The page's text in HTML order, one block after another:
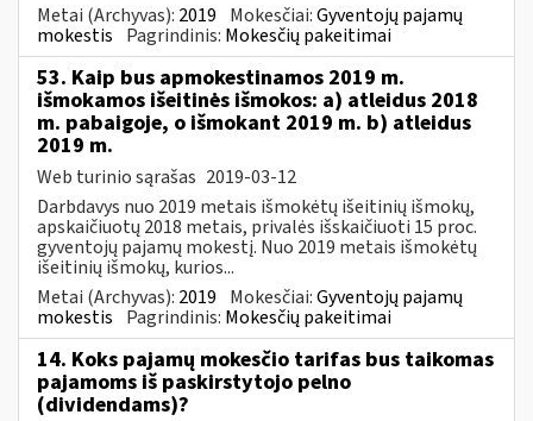
Metai (Archyvas): 2019 Mokesčiai:Gyventojų pajamų
mokestis Pagrindinis: Mokesčių pakeitimai
53. Kaip bus apmokestinamos 2019 m.
išmokamos išeitinės išmokos: a) atleidus 2018
m. pabaigoje, o išmokant 2019 m. b) atleidus
2019 m.
Web turinio sąrašas 2019-03-12
Darbdavys nuo 2019 metais išmokėtų išeitinių išmokų,
apskaičiuotų 2018 metais, privalės išskaičiuoti 15 proc.
gyventojų pajamų mokestį. Nuo 2019 metais išmokėtų
išeitinių išmokų, kurios...
Metai (Archyvas): 2019 Mokesčiai:Gyventojų pajamų
mokestis Pagrindinis: Mokesčių pakeitimai
14. Koks pajamų mokesčio tarifas bus taikomas
pajamoms iš paskirstytojo pelno
(dividendams)?